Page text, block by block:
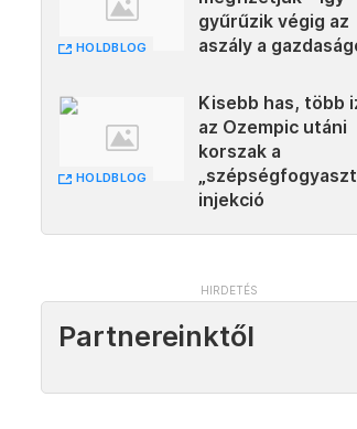
HOLDBLOG
gyűrűzik végig az
aszály a
HOLDBLOG
Kisebb has, több
az Ozempic utáni
korszak a
injekció
Partnereinktől